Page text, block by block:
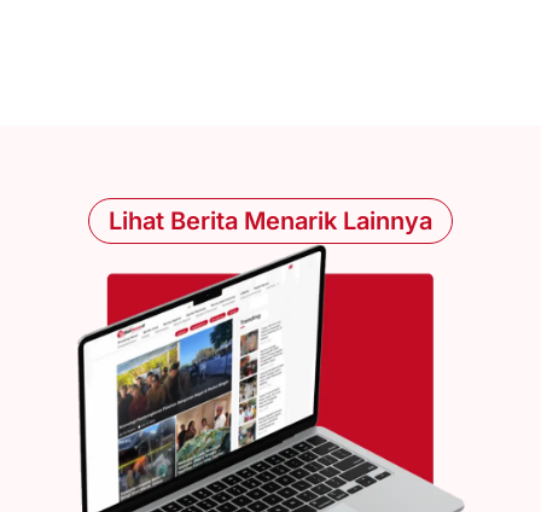
Lihat Berita Menarik Lainnya